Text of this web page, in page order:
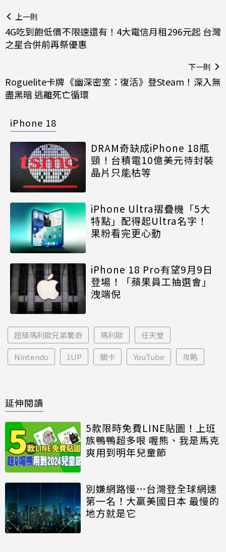
上一則
4G吃到飽低價不限速還有！4大電信月租296元起 台灣
之星合併前再祭優惠
下一則
Roguelite卡牌《幽深密室：復活》登Steam！深入無
盡黑暗 逃離死亡循環
iPhone 18
DRAM奇缺成iPhone 18瓶
頸！台積電10億美元待封裝
晶片只能枯等
iPhone Ultra摺疊機「5大
特點」配得起Ultra名字！
果粉看完更心動
iPhone 18 Pro有望9月9日
登場！「蘋果員工抽選會」
洩端倪
超級瑪利歐兄弟驚奇 瑪利歐 任天堂
Nintendo 1UP 關卡 YouTube 攻略
延伸閱讀
5款限時免費LINE貼圖！上班
族鴨鴨超多哏 喔熊、我是馬克
爽用到明年兒童節
別嫌網路慢…台灣登全球網速
第一名！大贏美國日本 最慢的
地方就是它